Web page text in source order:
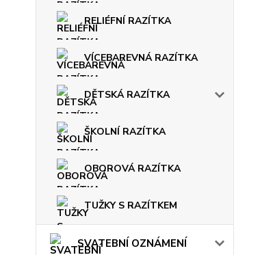
RELIÉFNÍ RAZÍTKA
VÍCEBAREVNÁ RAZÍTKA
DĚTSKÁ RAZÍTKA
ŠKOLNÍ RAZÍTKA
OBOROVÁ RAZÍTKA
TUŽKY S RAZÍTKEM
SVATEBNÍ OZNÁMENÍ